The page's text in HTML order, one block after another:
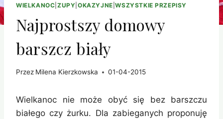
WIELKANOC ZUPY OKAZYJNE |WSZYSTKIE PRZEPISY
Najprostszy domowy
barszcz biały
Przez Milena Kierzkowska 01-04-2015
Wielkanoc nie może obyć się bez barszczu
białego czy żurku. Dla zabieganych proponuję